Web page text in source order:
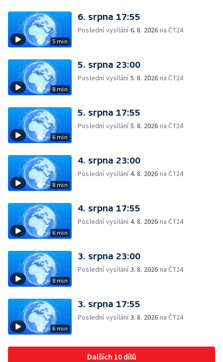
5 min
6. srpna 17:55
Poslední vysílání6. 8. 2026 na ČT24
8 min
5. srpna 23:00
Poslední vysílání5. 8. 2026 na ČT24
6 min
5. srpna 17:55
Poslední vysílání5. 8. 2026 na ČT24
8 min
4. srpna 23:00
Poslední vysílání4. 8. 2026 na ČT24
6 min
4. srpna 17:55
Poslední vysílání4. 8. 2026 na ČT24
8 min
3. srpna 23:00
Poslední vysílání3. 8. 2026 na ČT24
6 min
3. srpna 17:55
Poslední vysílání3. 8. 2026 na ČT24
Dalších 10 dílů